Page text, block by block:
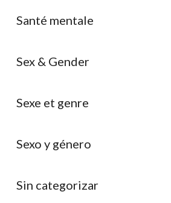
Santé mentale
Sex & Gender
Sexe et genre
Sexo y género
Sin categorizar